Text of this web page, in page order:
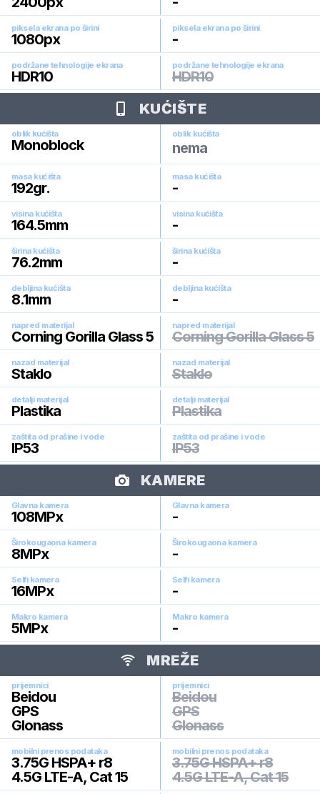
piksela ekrana po širini
1080px
piksela ekrana po širini
-
podržane tehnologije ekrana
HDR10
podržane tehnologije ekrana
HDR10
KUĆIŠTE
oblik kućišta
Monoblock
oblik kućišta
nema
masa kućišta
192gr.
masa kućišta
-
visina kućišta
164.5mm
visina kućišta
-
širina kućišta
76.2mm
širina kućišta
-
debljina kućišta
8.1mm
debljina kućišta
-
napred materijal
Corning Gorilla Glass 5
napred materijal
Corning Gorilla Glass 5
nazad materijal
Staklo
nazad materijal
Staklo
detalji materijal
Plastika
detalji materijal
Plastika
zaštita od prašine i vode
IP53
zaštita od prašine i vode
IP53
KAMERE
Glavna kamera
108MPx
Glavna kamera
-
Širokougaona kamera
8MPx
Širokougaona kamera
-
Selfi kamera
16MPx
Selfi kamera
-
Makro kamera
5MPx
Makro kamera
-
MREŽE
prijemnici
Beidou
GPS
Glonass
prijemnici
Beidou
GPS
Glonass
mobilni prenos podataka
3.75G HSPA+ r8
4.5G LTE-A, Cat 15
mobilni prenos podataka
3.75G HSPA+ r8
4.5G LTE-A, Cat 15